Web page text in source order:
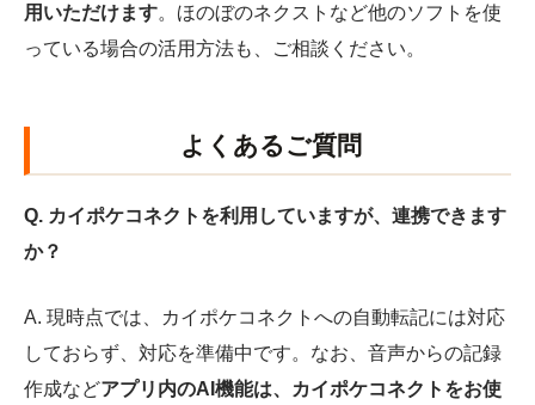
用いただけます。ほのぼのネクストなど他のソフトを使
っている場合の活用方法も、ご相談ください。
よくあるご質問
Q. カイポケコネクトを利用していますが、連携できます
か？
A. 現時点では、カイポケコネクトへの自動転記には対応
しておらず、対応を準備中です。なお、音声からの記録
作成などアプリ内のAI機能は、カイポケコネクトをお使